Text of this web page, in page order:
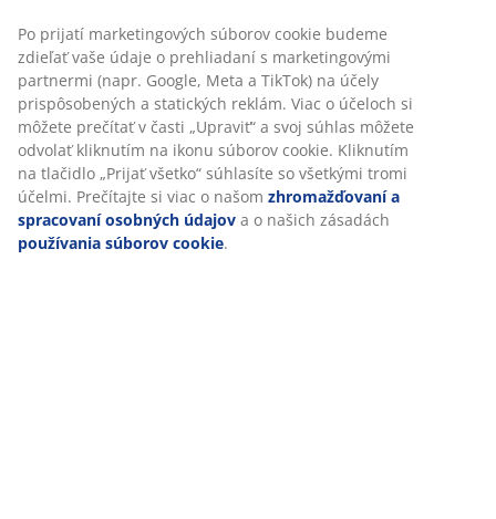
lampa je vybavená LED žiarovkou a funkciou časovača
so 6/18-hodinovými intervalmi. Vyžaduje 4 batérie AA
(nie sú súčasťou balenia). Len na použitie v interiéri.
Ø16 x V22 cm
Po prijatí marketingových súborov cookie budeme
zdieľať vaše údaje o prehliadaní s marketingovými
partnermi (napr. Google, Meta a TikTok) na účely
prispôsobených a statických reklám. Viac o účeloch si
môžete prečítať v časti „Upraviť“ a svoj súhlas môžete
odvolať kliknutím na ikonu súborov cookie. Kliknutím
na tlačidlo „Prijať všetko“ súhlasíte so všetkými tromi
účelmi. Prečítajte si viac o našom zhromažďovaní a
spracovaní osobných údajov a o našich zásadách
používania súborov cookie.